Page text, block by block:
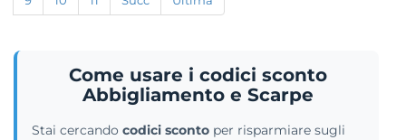
Come usare i codici sconto
Abbigliamento e Scarpe
Stai cercando codici sconto per risparmiare sugli